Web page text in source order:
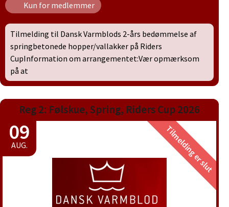
Kun for medlemmer
Tilmelding til Dansk Varmblods 2-års bedømmelse af
springbetonede hopper/vallakker på Riders
CupInformation om arrangementet:Vær opmærksom
på at
Reg 2: Følskue, Spring, Riders Cup 2026
09
AUG. Tilmelding er slut